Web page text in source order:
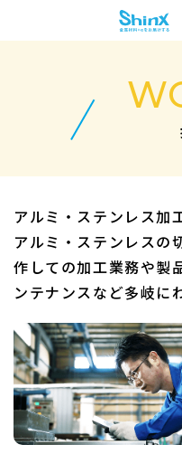
アルミ・ステンレス加
アルミ・ステンレスの
作しての加工業務や製
ンテナンスなど多岐に